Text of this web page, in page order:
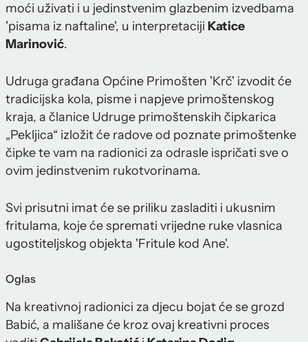
moći uživati i u jedinstvenim glazbenim izvedbama
'pisama iz naftaline', u interpretaciji Katice
Marinović.
Udruga građana Općine Primošten 'Krč' izvodit će
tradicijska kola, pisme i napjeve primoštenskog
kraja, a članice Udruge primoštenskih čipkarica
„Pekljica“ izložit će radove od poznate primoštenke
čipke te vam na radionici za odrasle ispričati sve o
ovim jedinstvenim rukotvorinama.
Svi prisutni imat će se priliku zasladiti i ukusnim
fritulama, koje će spremati vrijedne ruke vlasnica
ugostiteljskog objekta 'Fritule kod Ane'.
Oglas
Na kreativnoj radionici za djecu bojat će se grozd
Babić, a mališane će kroz ovaj kreativni proces